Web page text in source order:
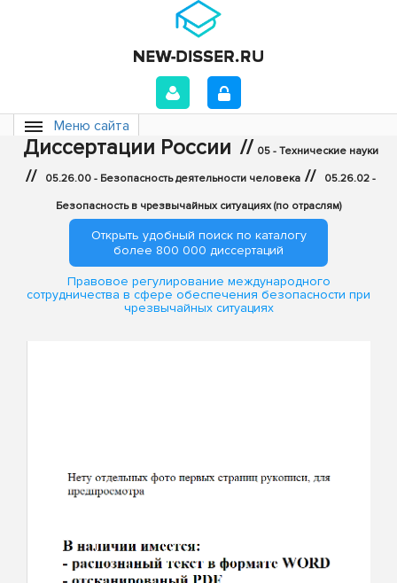
Меню сайта
Диссертации России // 05 - Технические науки
// 05.26.00 - Безопасность деятельности человека // 05.26.02 -
Безопасность в чрезвычайных ситуациях (по отраслям)
Открыть удобный поиск по каталогу
более 800 000 диссертаций
Правовое регулирование международного
сотрудничества в сфере обеспечения безопасности при
чрезвычайных ситуациях